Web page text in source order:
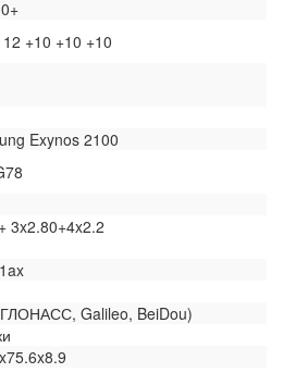
+10 +10 +10
Exynos 2100
3x2.80+4x2.2
Galileo, BeiDou)